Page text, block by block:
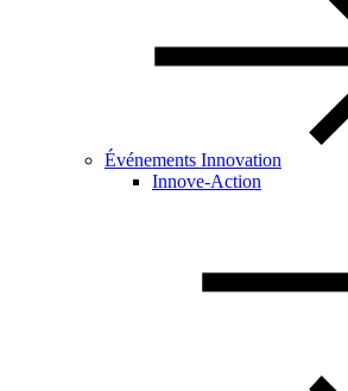
Événements Innovation
Innove-Action